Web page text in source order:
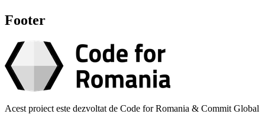
Footer
Acest proiect este dezvoltat de Code for Romania & Commit Global